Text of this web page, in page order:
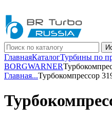
ГлавнаяКаталогТурбины по
BORGWARNER
Главная...Турбокомпрессор